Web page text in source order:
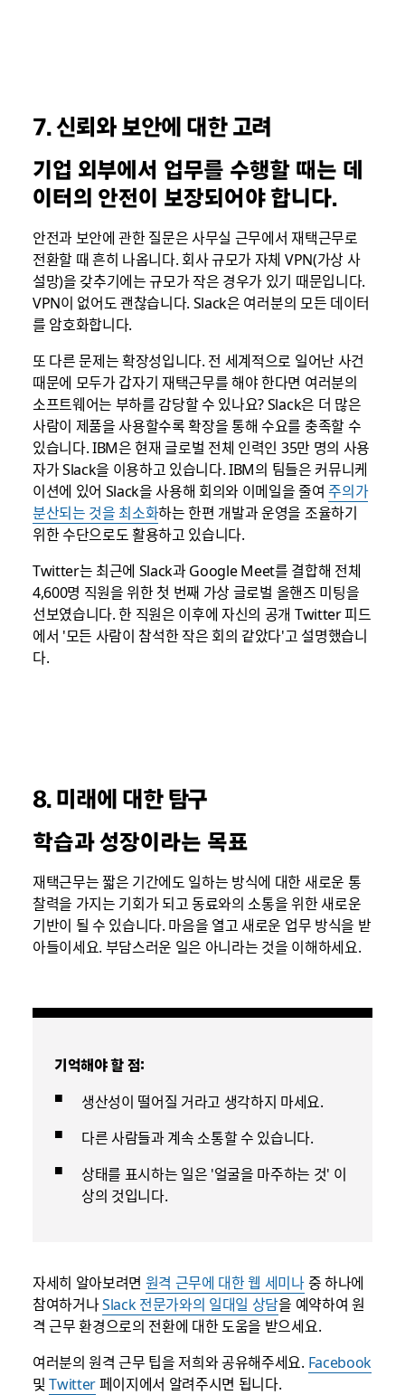
7. 신뢰와 보안에 대한 고려
기업 외부에서 업무를 수행할 때는 데
이터의 안전이 보장되어야 합니다.
안전과 보안에 관한 질문은 사무실 근무에서 재택근무로
전환할 때 흔히 나옵니다. 회사 규모가 자체 VPN(가상 사
설망)을 갖추기에는 규모가 작은 경우가 있기 때문입니다.
VPN이 없어도 괜찮습니다. Slack은 여러분의 모든 데이터
를 암호화합니다.
또 다른 문제는 확장성입니다. 전 세계적으로 일어난 사건
때문에 모두가 갑자기 재택근무를 해야 한다면 여러분의
소프트웨어는 부하를 감당할 수 있나요? Slack은 더 많은
사람이 제품을 사용할수록 확장을 통해 수요를 충족할 수
있습니다. IBM은 현재 글로벌 전체 인력인 35만 명의 사용
자가 Slack을 이용하고 있습니다. IBM의 팀들은 커뮤니케
이션에 있어 Slack을 사용해 회의와 이메일을 줄여주의가
분산되는 것을 최소화하는 한편 개발과 운영을 조율하기
위한 수단으로도 활용하고 있습니다.
Twitter는 최근에 Slack과 Google Meet를 결합해 전체
4,600명 직원을 위한 첫 번째 가상 글로벌 올핸즈 미팅을
선보였습니다. 한 직원은 이후에 자신의 공개 Twitter 피드
에서 '모든 사람이 참석한 작은 회의 같았다'고 설명했습니
다.
8. 미래에 대한 탐구
학습과 성장이라는 목표
재택근무는 짧은 기간에도 일하는 방식에 대한 새로운 통
찰력을 가지는 기회가 되고 동료와의 소통을 위한 새로운
기반이 될 수 있습니다. 마음을 열고 새로운 업무 방식을 받
아들이세요. 부담스러운 일은 아니라는 것을 이해하세요.
기억해야 할 점:
생산성이 떨어질 거라고 생각하지 마세요.
다른 사람들과 계속 소통할 수 있습니다.
상태를 표시하는 일은 '얼굴을 마주하는 것' 이
상의 것입니다.
자세히 알아보려면 원격 근무에 대한 웹 세미나중 하나에
참여하거나Slack 전문가와의 일대일 상담을 예약하여 원
격 근무 환경으로의 전환에 대한 도움을 받으세요.
여러분의 원격 근무 팁을 저희와 공유해주세요. Facebook
및Twitter페이지에서 알려주시면 됩니다.